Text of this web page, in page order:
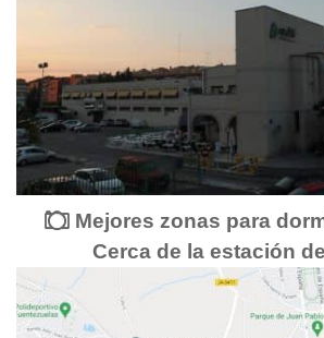
Mejores zonas para
Cerca de la estación